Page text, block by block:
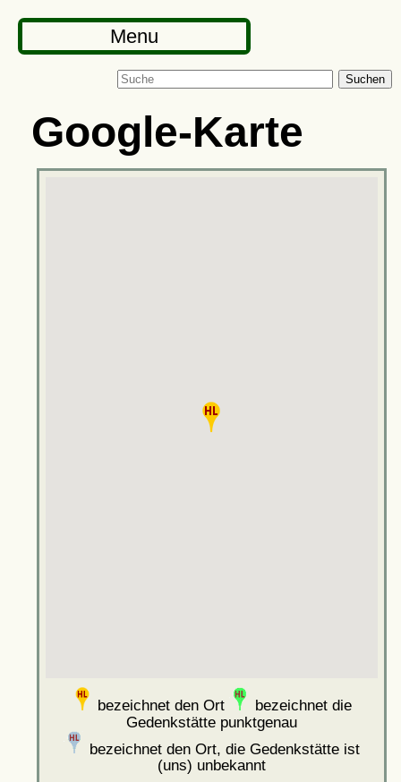
Menu
Suchen
Google-Karte
bezeichnet den Ort
bezeichnet die
Gedenkstätte punktgenau
bezeichnet den Ort, die Gedenkstätte ist
(uns) unbekannt